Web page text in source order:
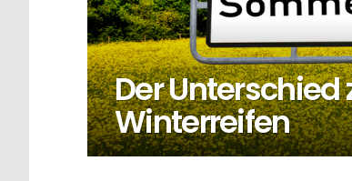
Der
Winterreifen